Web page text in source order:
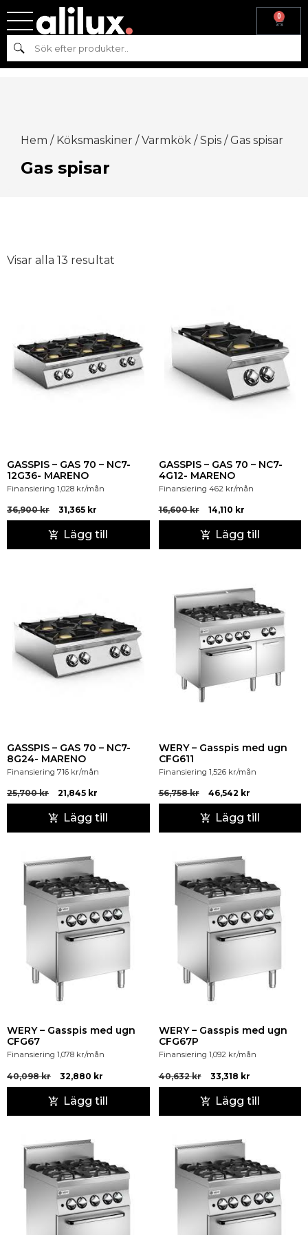
0
Sök
Hem / Köksmaskiner /Varmkök /Spis / Gas spisar
Gas spisar
Visar alla 13 resultat
GASSPIS – GAS 70 – NC7-
12G36- MARENO
Finansiering 1,028 kr/mån
36,900kr 31,365 kr
Lägg till
GASSPIS – GAS 70 – NC7-
4G12- MARENO
Finansiering 462 kr/mån
16,600kr 14,110 kr
Lägg till
GASSPIS – GAS 70 – NC7-
8G24- MARENO
Finansiering 716 kr/mån
25,700kr 21,845 kr
Lägg till
WERY – Gasspis med ugn
CFG611
Finansiering 1,526 kr/mån
56,758kr 46,542 kr
Lägg till
WERY – Gasspis med ugn
CFG67
Finansiering 1,078 kr/mån
40,098kr 32,880 kr
Lägg till
WERY – Gasspis med ugn
CFG67P
Finansiering 1,092 kr/mån
40,632kr 33,318 kr
Lägg till